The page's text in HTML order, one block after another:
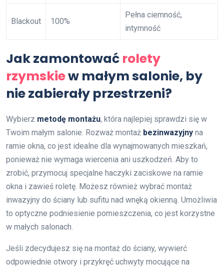
Blackout 100%
Pełna ciemność,
intymność
Jak zamontować rolety
rzymskiew małym salonie, by
nie zabierały przestrzeni?
Wybierz metodę montażu, która najlepiej sprawdzi się w
Twoim małym salonie. Rozważ montaż bezinwazyjny na
ramie okna, co jest idealne dla wynajmowanych mieszkań,
ponieważ nie wymaga wiercenia ani uszkodzeń. Aby to
zrobić, przymocuj specjalne haczyki zaciskowe na ramie
okna i zawieś roletę. Możesz również wybrać montaż
inwazyjny do ściany lub sufitu nad wnęką okienną. Umożliwia
to optyczne podniesienie pomieszczenia, co jest korzystne
w małych salonach.
Jeśli zdecydujesz się na montaż do ściany, wywierć
odpowiednie otwory i przykręć uchwyty mocujące na